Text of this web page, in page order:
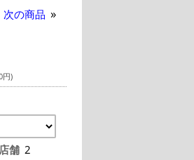
次の商品
円)
店舗 2